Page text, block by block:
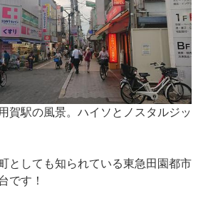
賀駅の風景。ハイソとノスタルジッ
としても知られている東急田園都市
です！